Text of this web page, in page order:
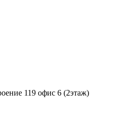
119 офис 6 (2этаж)